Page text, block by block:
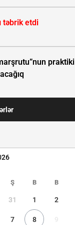
təbrik etdi
praktiki
Ş B B
31 1 2
7 8